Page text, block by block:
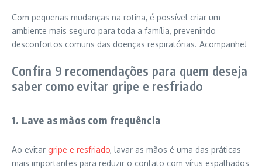
Com pequenas mudanças na rotina, é possível criar um
ambiente mais seguro para toda a família, prevenindo
desconfortos comuns das doenças respiratórias. Acompanhe!
Confira 9 recomendações para quem deseja
saber como evitar gripe e resfriado
1. Lave as mãos com frequência
Ao evitar gripe e resfriado, lavar as mãos é uma das práticas
mais importantes para reduzir o contato com vírus espalhados